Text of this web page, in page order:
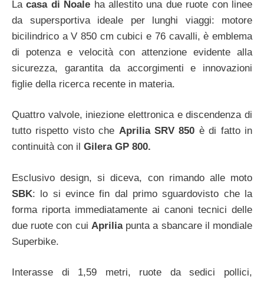
Lacasa di Noale ha allestito una due ruote con linee
da supersportiva ideale per lunghi viaggi: motore
bicilindrico a V 850 cm cubici e 76 cavalli, è emblema
di potenza e velocità con attenzione evidente alla
sicurezza, garantita da accorgimenti e innovazioni
figlie della ricerca recente in materia.
Quattro valvole, iniezione elettronica e discendenza di
tutto rispetto visto che Aprilia SRV 850 è di fatto in
continuità con il Gilera GP 800.
Esclusivo design, si diceva, con rimando alle moto
SBK: lo si evince fin dal primo sguardovisto che la
forma riporta immediatamente ai canoni tecnici delle
due ruote con cui Apriliapunta a sbancare il mondiale
Superbike.
Interasse di 1,59 metri, ruote da sedici pollici,